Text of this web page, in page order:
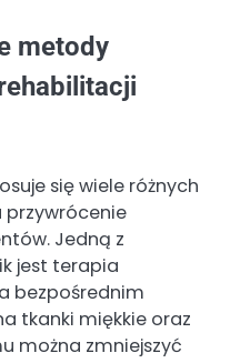
metody
się wiele różnych
Jedną z
jest terapia
bezpośrednim
tkanki miękkie oraz
można zmniejszyć